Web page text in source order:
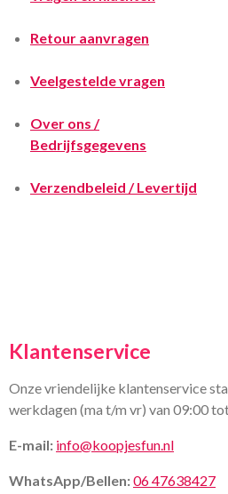
Retour aanvragen
Veelgestelde vragen
Over ons /
Bedrijfsgegevens
Verzendbeleid / Levertijd
Klantenservice
Onze vriendelijke klantenservice
werkdagen (ma t/m vr) van 09:00
E-mail: info@koopjesfun.nl
WhatsApp/Bellen:06 47638427